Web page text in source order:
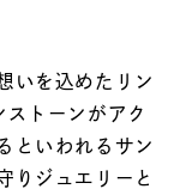
いを込めたリン
トーンがアク
といわれるサン
りジュエリーと